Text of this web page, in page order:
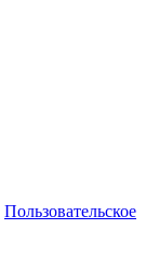
Пользовательское